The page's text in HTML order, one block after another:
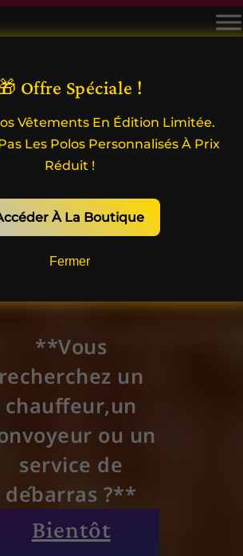
| A LA LIMITE – convoyage de
& services personnalisés
Menu
**Vous
recherchez un
chauffeur,un
ou un
service de
débarras ?**
Bientôt
Offre Spéciale !
Vêtements En Édition Limitée.
Les Polos Personnalisés À Prix
Réduit !
À La Boutique
Fermer